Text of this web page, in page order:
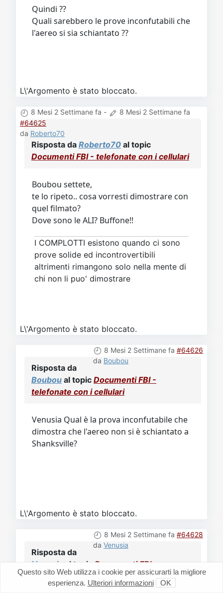
Quindi ??
Quali sarebbero le prove inconfutabili che
l'aereo si sia schiantato ??
L\'Argomento è stato bloccato.
8 Mesi 2 Settimane fa -
8 Mesi 2 Settimane fa
#64625
da Roberto70
Risposta da Roberto70 al topic
Documenti FBI - telefonate con i cellulari
Boubou settete,
te lo ripeto.. cosa vorresti dimostrare con
quel filmato?
Dove sono le ALI? Buffone!!
I COMPLOTTI esistono quando ci sono
prove solide ed incontrovertibili
altrimenti rimangono solo nella mente di
chi non li puo' dimostrare
L\'Argomento è stato bloccato.
8 Mesi 2 Settimane fa #64626
da Boubou
Risposta da
Boubou al topic Documenti FBI -
telefonate con i cellulari
Venusia Qual è la prova inconfutabile che
dimostra che l'aereo non si è schiantato a
Shanksville?
L\'Argomento è stato bloccato.
8 Mesi 2 Settimane fa #64628
da Venusia
Risposta da
Venusia
al topic Documenti FBI -
telefonate con i cellulari
Questo sito Web utilizza i cookie per assicurarti la migliore
esperienza. Ulteriori informazioni OK